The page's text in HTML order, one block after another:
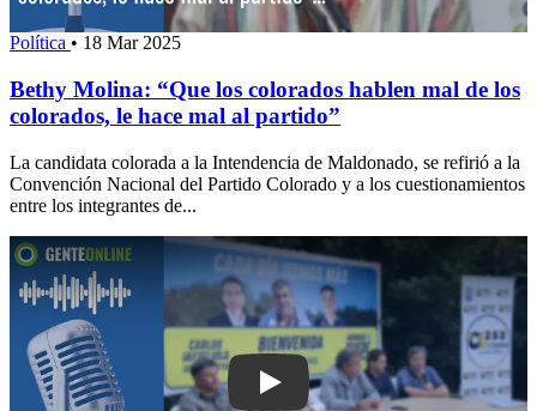
Política • 18 Mar 2025
Bethy Molina: “Que los colorados hablen mal de los
colorados, le hace mal al partido”
La candidata colorada a la Intendencia de Maldonado, se refirió a la
Convención Nacional del Partido Colorado y a los cuestionamientos
entre los integrantes de...
Play: Carlos Iafigliola apoyará la